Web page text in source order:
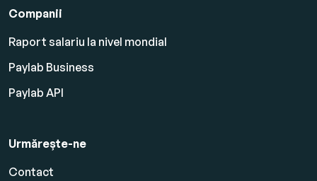
Companii
Raport salariu la nivel mondial
Paylab Business
Paylab API
Urmărește-ne
Contact